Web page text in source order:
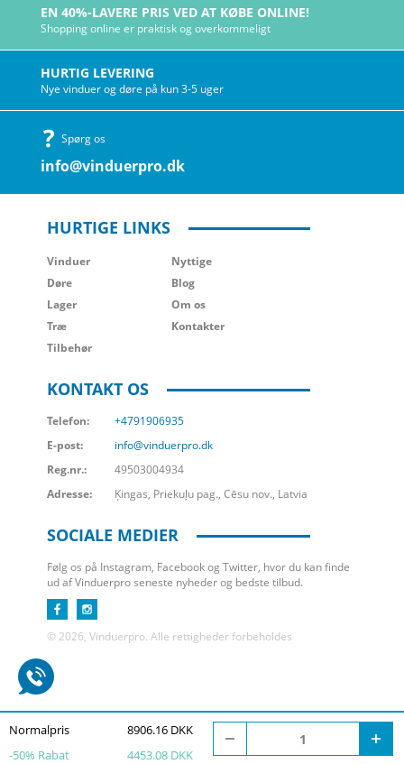
Normalpris
8906.16 DKK
-50% Rabat 4453.08 DKK
EN 40%-LAVERE PRIS VED AT KØBE ONLINE!
Shopping online er praktisk og overkommeligt
HURTIG LEVERING
Nye vinduer og døre på kun 3-5 uger
Spørg os
info@vinduerpro.dk
HURTIGE LINKS
Vinduer
Døre
Lager
Træ
Tilbehør
Nyttige
Blog
Om os
Kontakter
KONTAKT OS
Telefon:
+4791906935
E-post:
info@vinduerpro.dk
Reg.nr.:
49503004934
Adresse:
Ķingas, Priekuļu pag., Cēsu nov., Latvia
SOCIALE MEDIER
Følg os på Instagram, Facebook og Twitter, hvor du kan finde
ud af Vinduerpro seneste nyheder og bedste tilbud.
© 2026, Vinduerpro. Alle rettigheder forbeholdes